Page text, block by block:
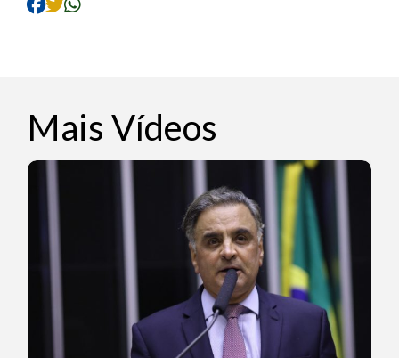
Mais Vídeos